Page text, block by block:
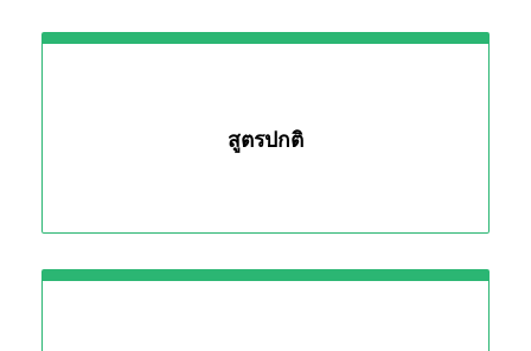
บุคลากรของเรา
revamp
revamp
v2
สูตรปกติ